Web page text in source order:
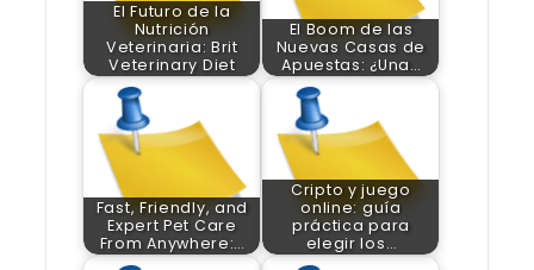
El Futuro de la
Nutrición
Veterinaria: Brit
Veterinary Diet
El Boom de las
Nuevas Casas de
Apuestas: ¿Una…
Fast, Friendly, and
Expert Pet Care
From Anywhere:…
Cripto y juego
online: guía
práctica para
elegir los…